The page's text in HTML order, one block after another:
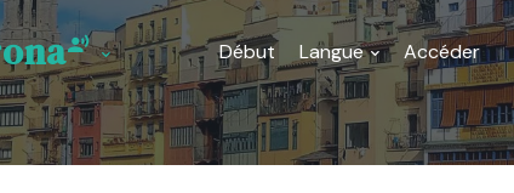
Début Langue Accéder